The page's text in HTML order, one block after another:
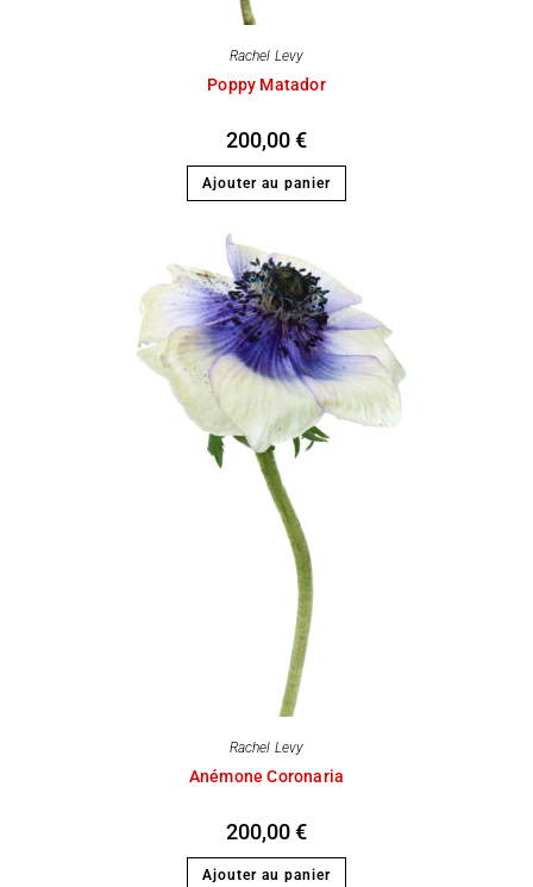
Rachel Levy
Poppy Matador
200,00€
Ajouter au panier
Rachel Levy
Anémone Coronaria
200,00€
Ajouter au panier